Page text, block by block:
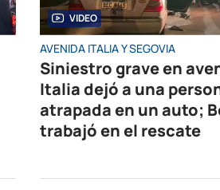
VIDEO
AVENIDA ITALIA Y SEGOVIA
Siniestro grave en
Italia dejó a una
atrapada en un auto;
trabajó en el rescate